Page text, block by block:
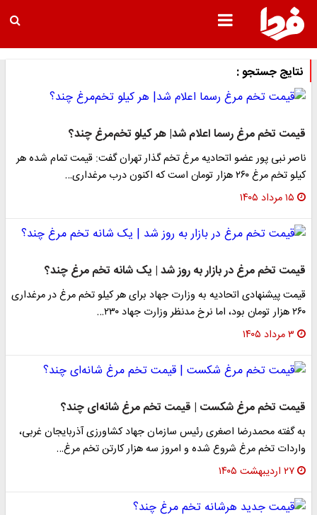
نتایج جستجو :
قیمت تخم مرغ رسما اعلام شد| هر کیلو تخم‌مرغ چند؟
ناصر نبی پور عضو اتحادیه مرغ تخم گذار تهران گفت: قیمت تمام شده هر
کیلو تخم مرغ ۲۶۰ هزار تومان است که اکنون درب مرغداری…
۱۵ مرداد ۱۴۰۵
قیمت تخم مرغ در بازار به روز شد | یک شانه تخم مرغ چند؟
قیمت پیشنهادی اتحادیه به وزارت جهاد برای هر کیلو تخم مرغ در مرغداری
۲۶۰ هزار تومان بود، اما نرخ مدنظر وزارت جهاد ۲۳۰…
۳ مرداد ۱۴۰۵
قیمت تخم مرغ شکست | قیمت تخم مرغ شانه‌ای چند؟
به گفته محمدرضا اصغری رئیس سازمان جهاد کشاورزی آذربایجان غربی،
واردات تخم مرغ شروع شده و امروز سه هزار کارتن تخم مرغ…
۲۷ اردیبهشت ۱۴۰۵